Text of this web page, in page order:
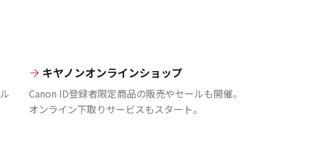
キヤノンオンラインショップ
Canon ID登録者限定商品の販売やセールも開催。
オンライン下取りサービスもスタート。